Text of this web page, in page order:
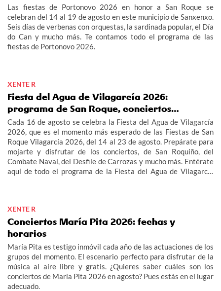
Las fiestas de Portonovo 2026 en honor a San Roque se
celebran del 14 al 19 de agosto en este municipio de Sanxenxo.
Seis días de verbenas con orquestas, la sardinada popular, el Día
do Can y mucho más. Te contamos todo el programa de las
fiestas de Portonovo 2026.
XENTE R
Fiesta del Agua de Vilagarcía 2026:
programa de San Roque, conciertos…
Cada 16 de agosto se celebra la Fiesta del Agua de Vilagarcía
2026, que es el momento más esperado de las Fiestas de San
Roque Vilagarcía 2026, del 14 al 23 de agosto. Prepárate para
mojarte y disfrutar de los conciertos, de San Roquiño, del
Combate Naval, del Desfile de Carrozas y mucho más. Entérate
aquí de todo el programa de la Fiesta del Agua de Vilagarcía
XENTE R
Conciertos María Pita 2026: fechas y
horarios
María Pita es testigo inmóvil cada año de las actuaciones de los
grupos del momento. El escenario perfecto para disfrutar de la
música al aire libre y gratis. ¿Quieres saber cuáles son los
conciertos de María Pita 2026 en agosto? Pues estás en el lugar
adecuado.